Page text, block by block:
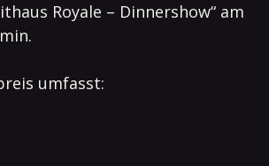
Royale – Dinnershow“ am
umfasst: